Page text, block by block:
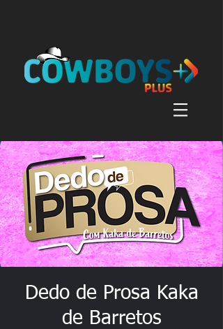
Dedo de Prosa Kaka
de Barretos